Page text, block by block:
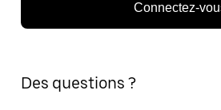
Connectez-
Des questions ?